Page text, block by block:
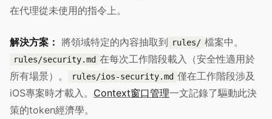
在代理從未使用的指令上。
解決方案： 將領域特定的內容抽取到 rules/ 檔案中。
rules/security.md 在每次工作階段載入（安全性適用於
所有場景）。
rules/ios-security.md 僅在工作階段涉及
iOS專案時才載入。 Context窗口管理一文記錄了驅動此決
策的token經濟學。